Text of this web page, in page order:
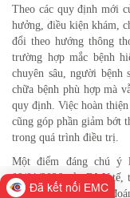
Theo các quy định mới
hưởng, điều kiện khám,
đổi theo hướng thông
trường hợp mắc bệnh
chuyên sâu, người bệnh
chữa bệnh phù hợp mà
quy định. Việc hoàn
cũng góp phần giảm bớt
trong quá trình điều trị.
Một điểm đáng chú ý
09/01/2026 của Bộ Y
bệnhkhi được chẩn
Đã kết nối EMC